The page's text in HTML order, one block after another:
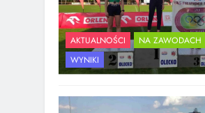
AKTUALNOŚCI NA ZAWODACH
WYNIKI